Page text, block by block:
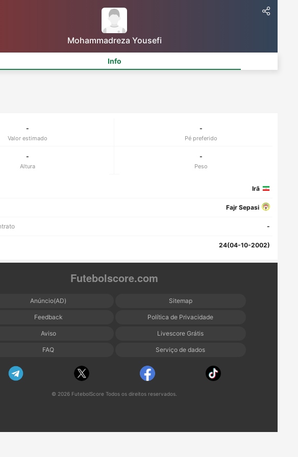
Mohammadreza Yousefi
Info
-
Valor estimado
-
Pé preferido
-
Altura
-
Peso
Irã
Fajr Sepasi
-
24(04-10-2002)
Futebolscore.com
Anúncio(AD) Sitemap
Feedback Política de Privacidade
Aviso Livescore Grátis
FAQ Serviço de dados
© 2026 FutebolScore Todos os direitos reservados.